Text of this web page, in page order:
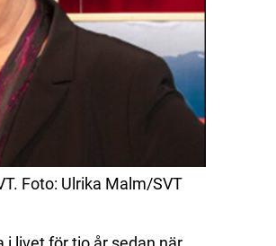
Foto: Ulrika Malm/SVT